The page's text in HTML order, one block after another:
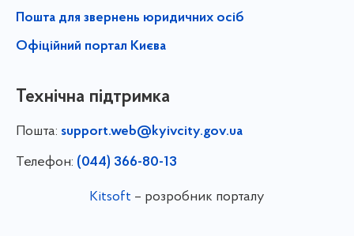
Пошта для звернень юридичних осіб
Офіційний портал Києва
Технічна підтримка
Пошта: support.web@kyivcity.gov.ua
Телефон: (044) 366-80-13
Kitsoft – розробник порталу